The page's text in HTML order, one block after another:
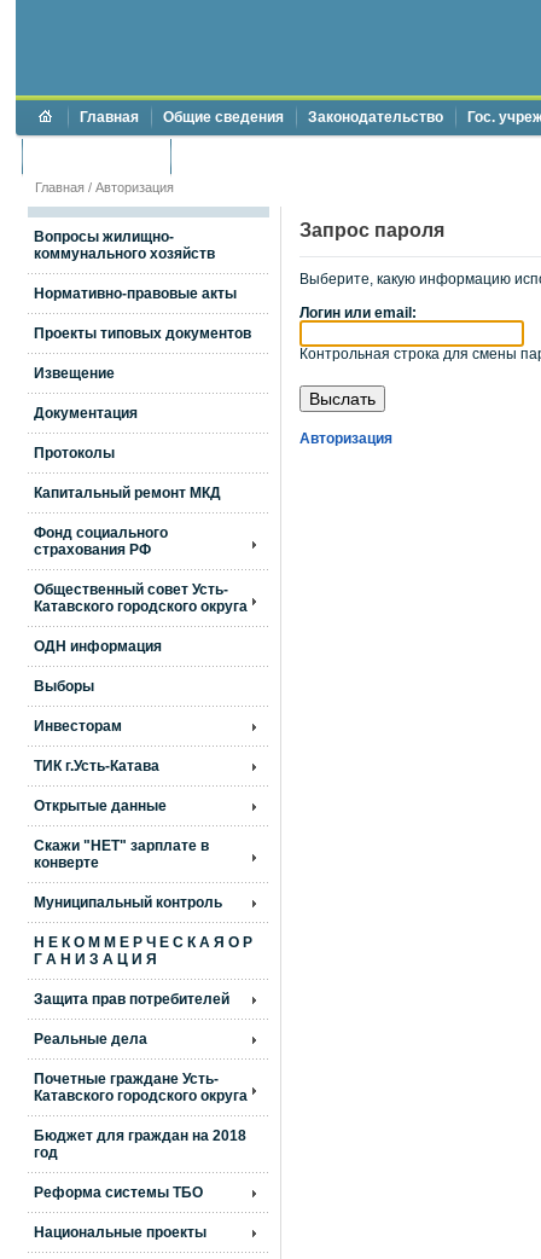
Главная Общие сведения Законодательство Гос.
Главная / Авторизация
Вопросы жилищно-
коммунального хозяйств
Нормативно-правовые акты
Проекты типовых документов
Извещение
Документация
Протоколы
Капитальный ремонт МКД
Фонд социального
страхования РФ
Общественный совет Усть-
Катавского городского округа
ОДН информация
Выборы
Инвесторам
ТИК г.Усть-Катава
Открытые данные
Скажи "НЕТ" зарплате в
конверте
Муниципальный контроль
Н Е К О М М Е Р Ч Е С К А Я О Р
Г А Н И З А Ц И Я
Защита прав потребителей
Реальные дела
Почетные граждане Усть-
Катавского городского округа
Бюджет для граждан на 2018
год
Реформа системы ТБО
Национальные проекты
Запрос пароля
Выберите, какую информацию
Логин или email:
Контрольная строка для смены
Авторизация